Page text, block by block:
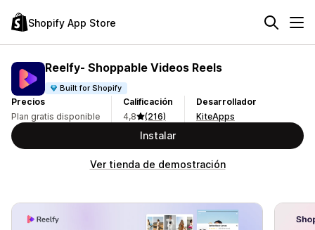
Shopify App Store
Reelfy‑ Shoppable Videos Reels
Built for Shopify
Precios
Plan gratis disponible
Calificación
4,8
(216)
Desarrollador
KiteApps
Instalar
Ver tienda de demostración